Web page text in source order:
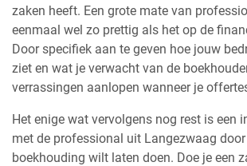
zaken heeft. Een grote mate van
eenmaal wel zo prettig als het op de
Door specifiek aan te geven hoe jouw
ziet en wat je verwacht van de
verrassingen aanlopen wanneer je
Het enige wat vervolgens nog rest is een
met de professional uit Langezwaag
boekhouding wilt laten doen. Doe je een